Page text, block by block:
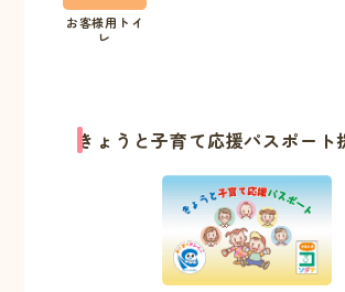
お客様用トイ
レ
きょうと子育て応援パスポート